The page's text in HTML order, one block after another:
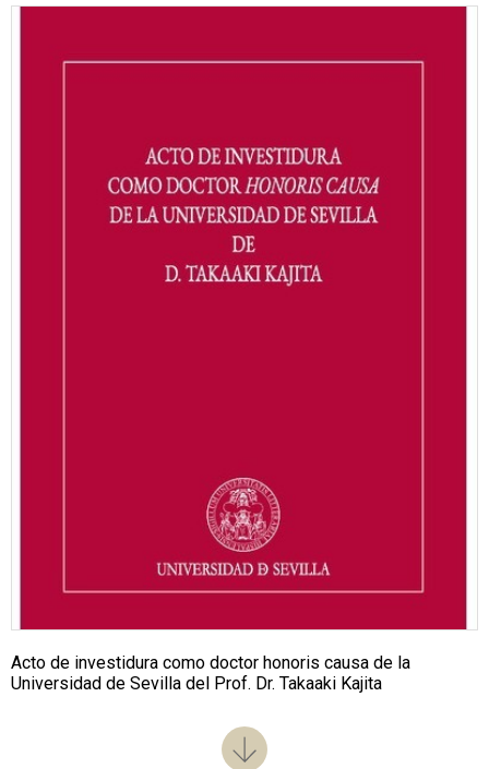
Acto de investidura como doctor honoris causa de la
Universidad de Sevilla del Prof. Dr. Takaaki Kajita